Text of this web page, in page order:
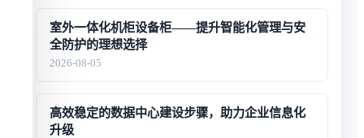
室外一体化机柜设备柜——提升智能化管理与安
全防护的理想选择
2026-08-05
高效稳定的数据中心建设步骤，助力企业信息化
升级